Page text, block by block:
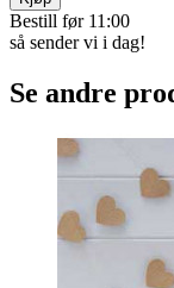
Stemningsfull
dagen og lyser
timer. Velg mellom
materiale. Mål: 9 x
Varekode:3335
kr 349
Betal med Vipps,
eller faktura
På lager